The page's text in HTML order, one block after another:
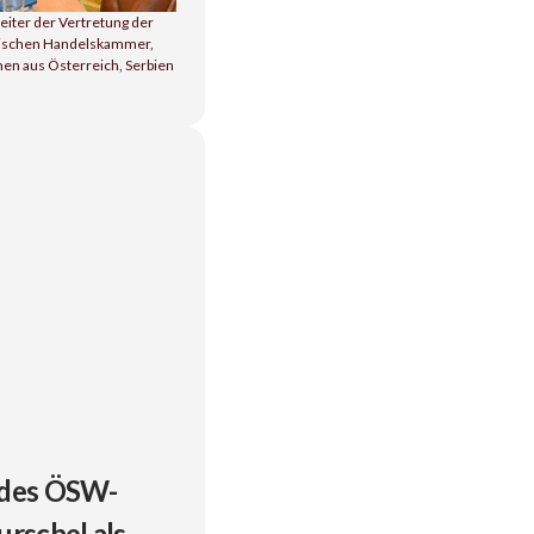
der Vertretung der
Handelskammer,
aus Österreich, Serbien
ÖSW-